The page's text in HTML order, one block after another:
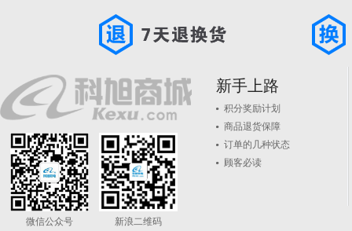
微信公众号 新浪二维码
新手上路
积分奖励计划
商品退货保障
订单的几种状态
顾客必读